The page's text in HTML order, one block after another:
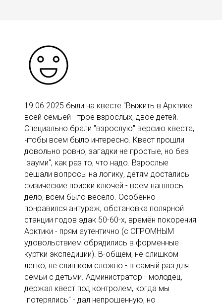
19.06.2025 были на квесте "Выжить в Арктике"
всей семьей - трое взрослых, двое детей.
Специально брали "взрослую" версию квеста,
чтобы всем было интересно. Квест прошли
довольно ровно, загадки не простые, но без
"зауми", как раз то, что надо. Взрослые
решали вопросы на логику, детям достались
физические поиски ключей - всем нашлось
дело, всем было весело. Особенно
понравился антураж, обстановка полярной
станции годов эдак 50-60-х, времён покорения
Арктики - прям аутентично (с ОГРОМНЫМ
удовольствием обрядились в форменные
куртки экспедиции). В-общем, не слишком
легко, не слишком сложно - в самый раз для
семьи с детьми. Администратор - молодец,
держал квест под контролем, когда мы
"потерялись" - дал непрошенную, но